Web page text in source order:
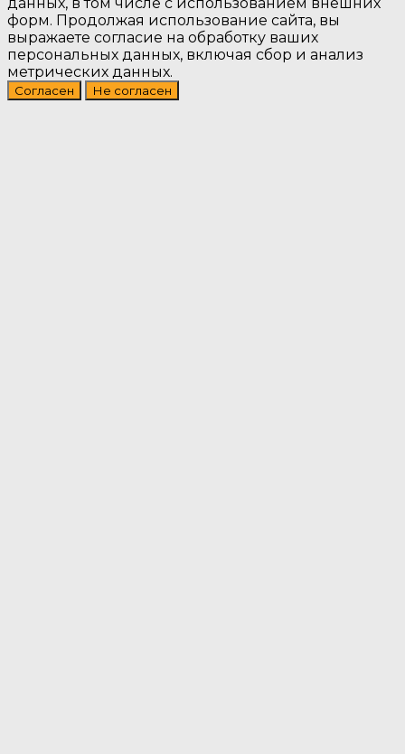
форм. Продолжая использование сайта, вы
выражаете согласие на обработку ваших
персональных данных, включая сбор и анализ
метрических данных.
Согласен Не согласен